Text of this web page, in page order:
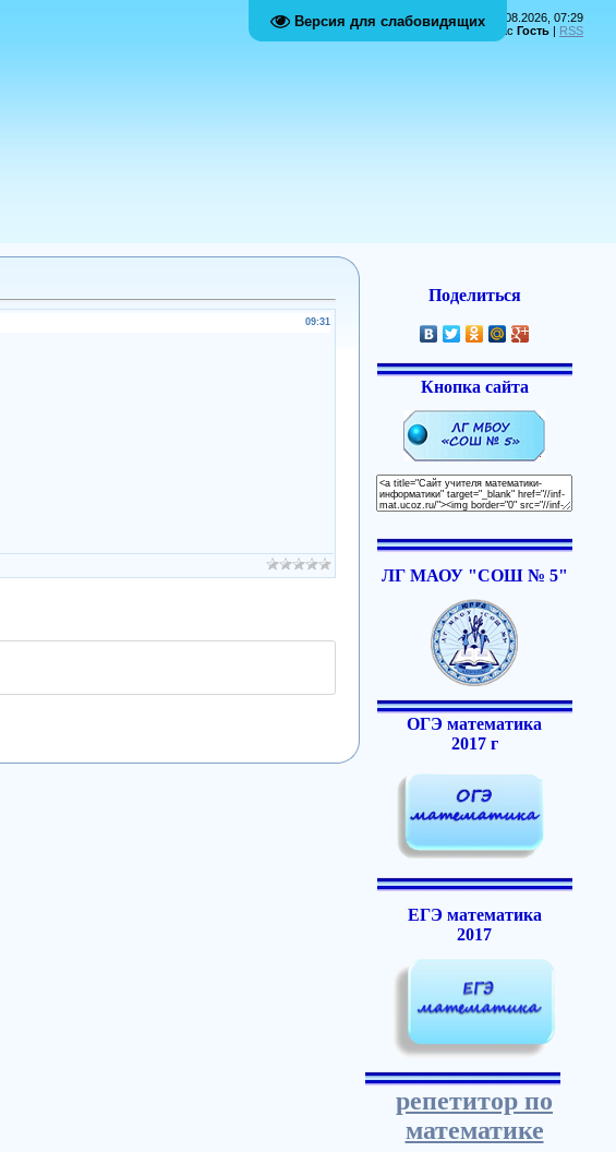
Версия для слабовидящихПятница, 07.08.2026, 07:29
Приветствую Вас Гость | RSS
09:31
Поделиться
Кнопка сайта
ЛГ МАОУ "СОШ № 5"
ОГЭ математика
2017 г
ЕГЭ математика
2017
репетитор по
математике